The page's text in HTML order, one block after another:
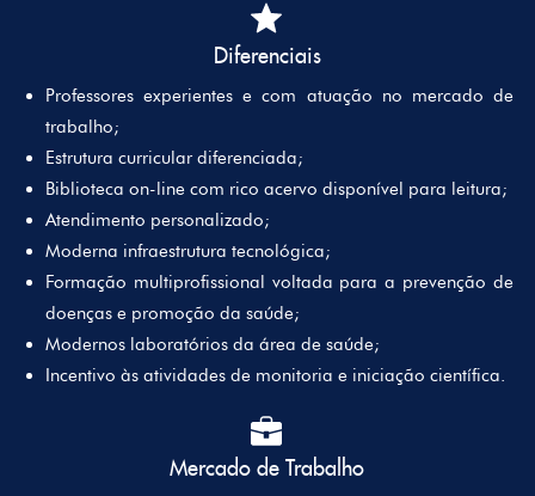
Diferenciais
Professores experientes e com atuação no mercado de
trabalho;
Estrutura curricular diferenciada;
Biblioteca on-line com rico acervo disponível para leitura;
Atendimento personalizado;
Moderna infraestrutura tecnológica;
Formação multiprofissional voltada para a prevenção de
doenças e promoção da saúde;
Modernos laboratórios da área de saúde;
Incentivo às atividades de monitoria e iniciação científica.
Mercado de Trabalho